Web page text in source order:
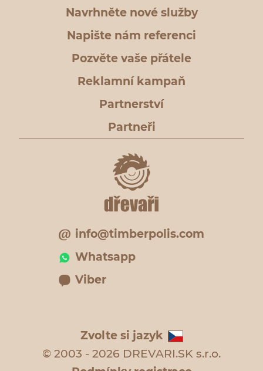
Navrhněte nové služby
Napište nám referenci
Pozvěte vaše přátele
Reklamní kampaň
Partnerství
Partneři
info@timberpolis.com
Whatsapp
Viber
Zvolte si jazyk
© 2003 - 2026 DREVARI.SK s.r.o.